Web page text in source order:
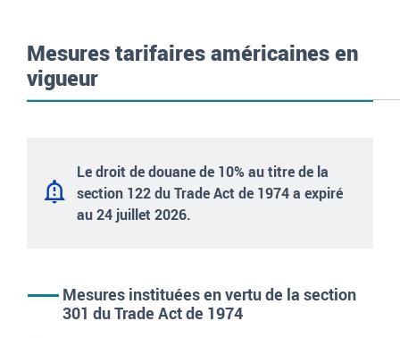
Mesures tarifaires américaines en
vigueur
sommaire
Le droit de douane de 10% au titre de la
section 122 du Trade Act de 1974a expiré
au 24 juillet 2026.
Mesures instituées en vertu de la section
301 du Trade Act de 1974